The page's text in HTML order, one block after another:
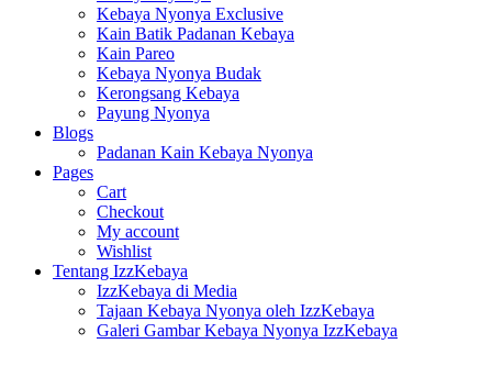
Kebaya Nyonya Exclusive
Kain Batik Padanan Kebaya
Kain Pareo
Kebaya Nyonya Budak
Kerongsang Kebaya
Payung Nyonya
Blogs
Padanan Kain Kebaya Nyonya
Pages
Cart
Checkout
My account
Wishlist
Tentang IzzKebaya
IzzKebaya di Media
Tajaan Kebaya Nyonya oleh IzzKebaya
Galeri Gambar Kebaya Nyonya IzzKebaya